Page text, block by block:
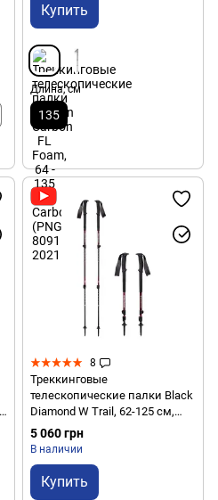
Купить
Длина, см
135
8
Треккинговые
телескопические палки Black
Diamond W Trail, 62-125 см,
Cherrywood (BD
1125082009ALL1)
5 060 грн
В наличии
Купить